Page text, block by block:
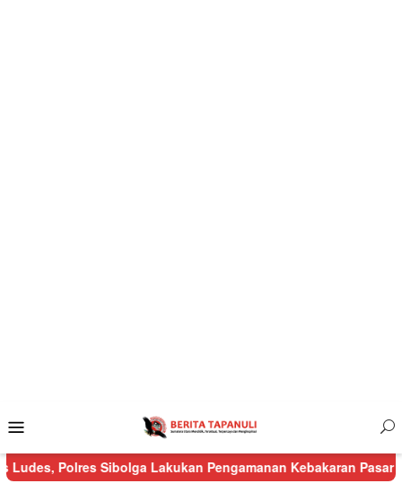
Mobile
Sibolga Lakukan Pengamanan Kebakaran Pasar Nauli